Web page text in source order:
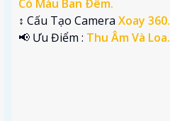
Có Màu Ban Ðêm.
↕️ Cấu Tạo CameraXoay 360.
️📢 Ưu Điểm : Thu Âm Và Loa.